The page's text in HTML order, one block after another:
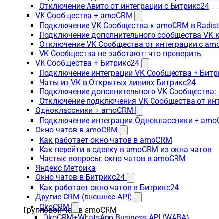
Отключение Авито от интеграции с Битрикс24
VK Сообщества + amoCRM
Подключение VK Сообщества к amoCRM в
Подключение дополнительного сообщества VK
Отключение VK Сообщества от интеграции с
VK Сообщества не работают: что проверить
VK Сообщества + Битрикс24
Подключение интеграции VK Сообщества +
Чаты из VK в Открытых линиях Битрикс24
Подключение дополнительного VK
Отключение подключения VK Сообщества от
Одноклассники + amoCRM
Подключение интеграции Одноклассники +
Окно чатов в amoCRM
Как работает окно чатов в amoCRM
Как перейти в сделку в amoCRM из окна чатов
Частые вопросы: окно чатов в amoCRM
Яндекс Метрика
Окно чатов в Битрикс24
Как работает окно чатов в Битрикс24
Другие CRM (внешнее API)
OkoCRM
Групповой чат в amoCRM